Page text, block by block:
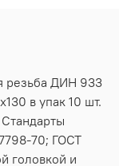
резьба ДИН 933
в упак 10 шт.
70; ГОСТ
головкой и